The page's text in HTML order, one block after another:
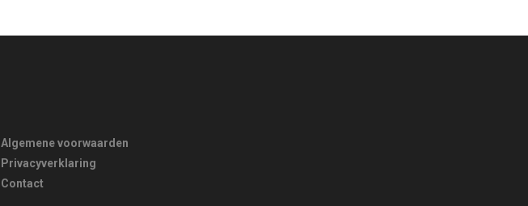
Algemene voorwaarden
Privacyverklaring
Contact